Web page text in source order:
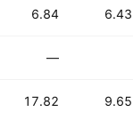
6.84 6.43
—
17.82 9.65